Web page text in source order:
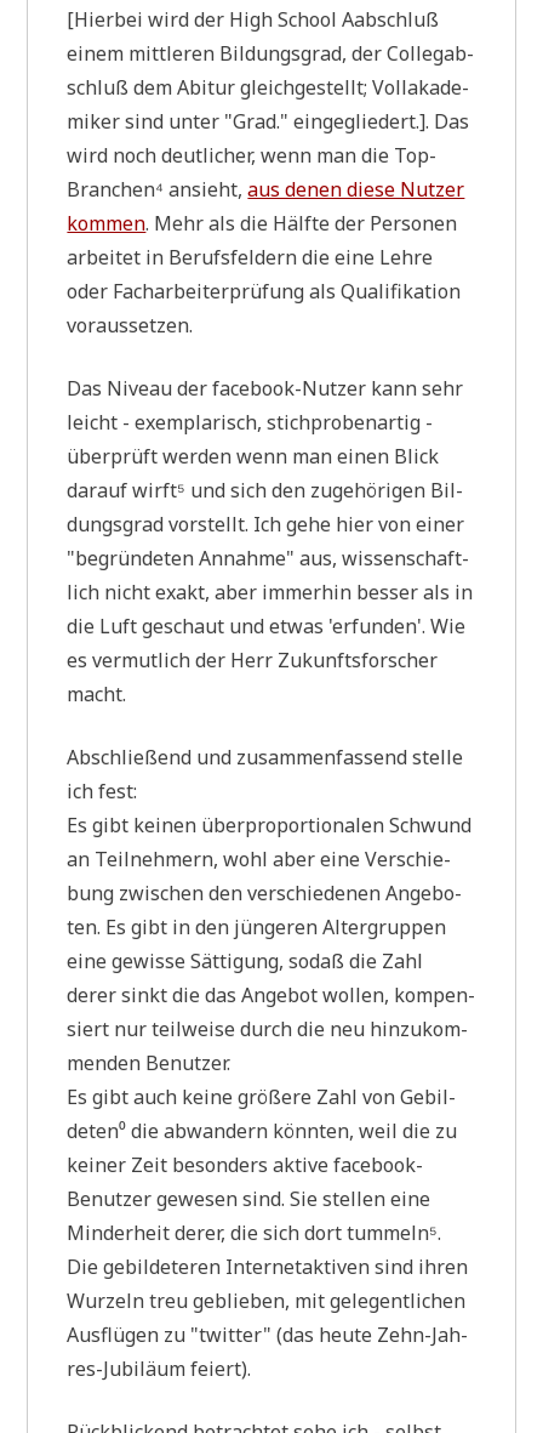
[Hier­bei wird der High School Aab­schluß
einem mitt­le­ren Bil­dungs­grad, der Col­leg­ab­
schluß dem Abitur gleich­ge­stellt; Voll­aka­de­
mi­ker sind unter "Grad." ein­ge­glie­dert.]. Das
wird noch deut­li­cher, wenn man die Top-
Bran­chen⁴ ansieht,aus denen die­se Nut­zer
kom­men. Mehr als die Hälf­te der Per­so­nen
arbei­tet in Berufs­fel­dern die eine Leh­re
oder Fach­ar­bei­ter­prü­fung als Qua­li­fi­ka­ti­on
voraussetzen.
Das Niveau der face­book-Nut­zer kann sehr
leicht - exem­pla­risch, stich­pro­ben­ar­tig -
über­prüft wer­den wenn man einen Blick
dar­auf wirf­t⁵ und sich den zuge­hö­ri­gen Bil­
dungs­grad vor­stellt. Ich gehe hier von einer
"begrün­de­ten Annah­me" aus, wis­sen­schaft­
lich nicht exakt, aber immer­hin bes­ser als in
die Luft geschaut und etwas 'erfun­den'. Wie
es ver­mut­lich der Herr Zukunfts­for­scher
macht.
Abschlie­ßend und zusam­men­fas­send stel­le
ich fest:
Es gibt kei­nen über­pro­por­tio­na­len Schwund
an Teil­neh­mern, wohl aber eine Ver­schie­
bung zwi­schen den ver­schie­de­nen Ange­bo­
ten. Es gibt in den jün­ge­ren Alter­grup­pen
eine gewis­se Sät­ti­gung, sodaß die Zahl
derer sinkt die das Ange­bot wol­len, kom­pen­
siert nur teil­wei­se durch die neu hin­zu­kom­
men­den Benutzer.
Es gibt auch kei­ne grö­ße­re Zahl von Gebil­
de­ten⁰ die abwan­dern könn­ten, weil die zu
kei­ner Zeit beson­ders akti­ve face­book-
Benut­zer gewe­sen sind. Sie stel­len eine
Min­der­heit derer, die sich dort tum­meln⁵.
Die gebil­de­te­ren Inter­net­ak­ti­ven sind ihren
Wur­zeln treu geblie­ben, mit gele­gent­li­chen
Aus­flü­gen zu "twit­ter" (das heu­te Zehn-Jah­
res-Jubi­lä­um feiert).